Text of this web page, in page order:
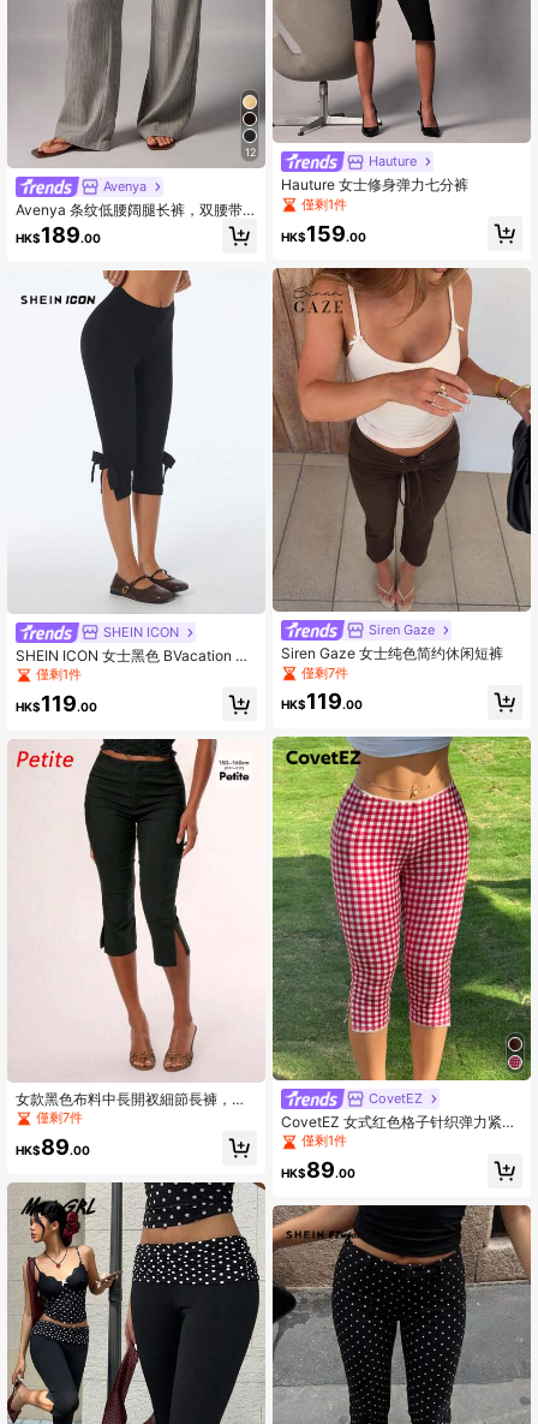
12
Avenya
Avenya 条纹低腰阔腿长裤，双腰带
装饰，简约优雅通勤休闲直筒西装
裤，宽松版型，适合秋冬季节，复古
HK$189.00
SHEIN ICON
SHEIN ICON 女士黑色 BVacation 纯
色休闲裤，饰有蝴蝶结，适合春夏穿
着
僅剩1件
HK$119.00
女款黑色布料中長開衩細節長褲，修
身版型，彈性九分褲，夏季穿著，適
僅剩7件
HK$89.00
Hauture
Hauture 女士修身弹力七分裤
僅剩1件
HK$159.00
Siren Gaze
Siren Gaze 女士纯色简约休闲短裤
僅剩7件
HK$119.00
CovetEZ
CovetEZ 女式红色格子针织弹力紧身
裤 僅剩1件
HK$89.00